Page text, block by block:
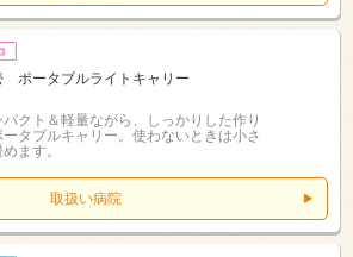
ポータブルライトキャリー
パクト＆軽量ながら、しっかりした作り
ータブルキャリー。使わないときは小さ
めます。
取扱い病院